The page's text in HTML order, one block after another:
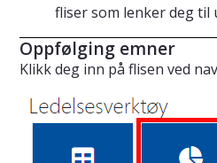
fliser som lenker deg til
Oppfølging emner
Klikk deg inn på flisen ved